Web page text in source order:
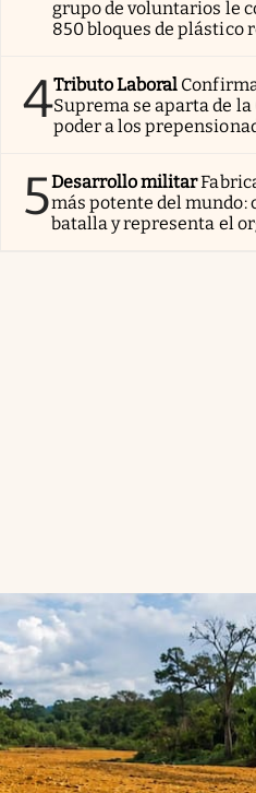
grupo de voluntarios le
850 bloques de plástico
4Tributo Laboral
Suprema se aparta de
poder a los
5Desarrollo militar
más potente del mundo:
batalla y representa el